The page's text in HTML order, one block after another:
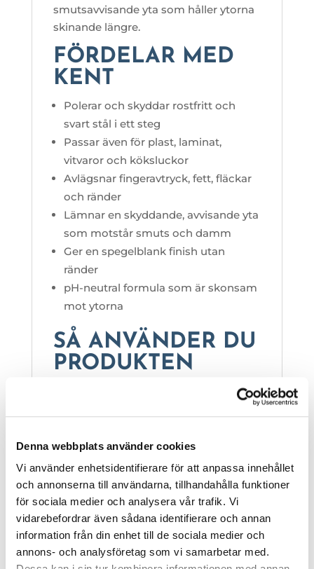
Denna webbplats använder cookies
Vi använder enhetsidentifierare för att anpassa innehållet
och annonserna till användarna, tillhandahålla funktioner
för sociala medier och analysera vår trafik. Vi
vidarebefordrar även sådana identifierare och annan
information från din enhet till de sociala medier och
annons- och analysföretag som vi samarbetar med.
smutsavvisande yta som håller ytorna
skinande längre.
FÖRDELAR MED
KENT
Polerar och skyddar rostfritt och
svart stål i ett steg
Passar även för plast, laminat,
vitvaror och köksluckor
Avlägsnar fingeravtryck, fett, fläckar
och ränder
Lämnar en skyddande, avvisande yta
som motstår smuts och damm
Ger en spegelblank finish utan
ränder
pH-neutral formula som är skonsam
mot ytorna
SÅ ANVÄNDER DU
PRODUKTEN
Torka efter med en torr torkduk
NÄR SKA MAN
ANVÄNDA KENT
STÅLGLANS
Vid polering av rostfria ytor i köket